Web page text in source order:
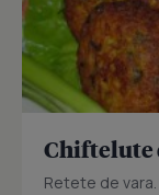
Chiftelute
Retete de vara.